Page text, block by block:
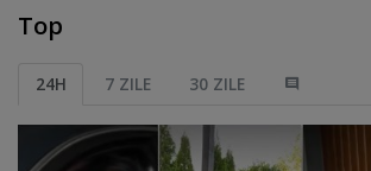
Top
24H 7 ZILE 30 ZILE